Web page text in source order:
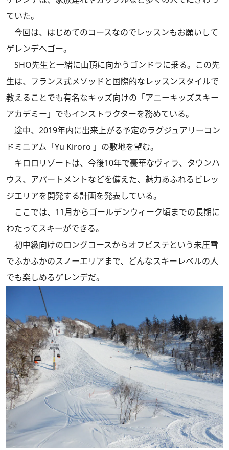
ていた。
今回は、はじめてのコースなのでレッスンもお願いして
ゲレンデへゴー。
SHO先生と一緒に山頂に向かうゴンドラに乗る。この先
生は、フランス式メソッドと国際的なレッスンスタイルで
教えることでも有名なキッズ向けの「アニーキッズスキー
アカデミー」でもインストラクターを務めている。
途中、2019年内に出来上がる予定のラグジュアリーコン
ドミニアム「Yu Kiroro 」の敷地を望む。
キロロリゾートは、今後10年で豪華なヴィラ、タウンハ
ウス、アパートメントなどを備えた、魅力あふれるビレッ
ジエリアを開発する計画を発表している。
ここでは、11月からゴールデンウィーク頃までの長期に
わたってスキーができる。
初中級向けのロングコースからオフピステという未圧雪
でふかふかのスノーエリアまで、どんなスキーレベルの人
でも楽しめるゲレンデだ。